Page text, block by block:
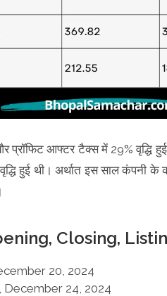
प्रॉफिट आफ्टर टैक्स में 29% वृद्धि
हुई थी। अर्थात इस साल कंपनी के
Closing,
20, 2024
December 24, 2024